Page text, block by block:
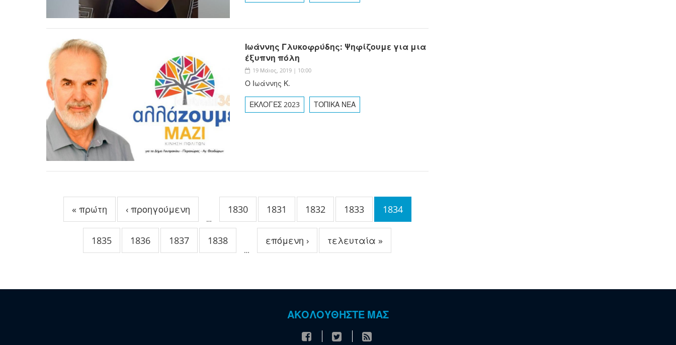
Ιωάννης Γλυκοφρύδης: Ψηφίζουμε για μια
έξυπνη πόλη
19 Μάιος, 2019 | 10:00
Ο Ιωάννης Κ.
ΕΚΛΟΓΕΣ 2023 ΤΟΠΙΚΑ ΝΕΑ
« πρώτη ‹ προηγούμενη
…
1830 1831 1832 1833 1834
1835 1836 1837 1838
…
επόμενη › τελευταία »
ΑΚΟΛΟΥΘΗΣΤΕ ΜΑΣ